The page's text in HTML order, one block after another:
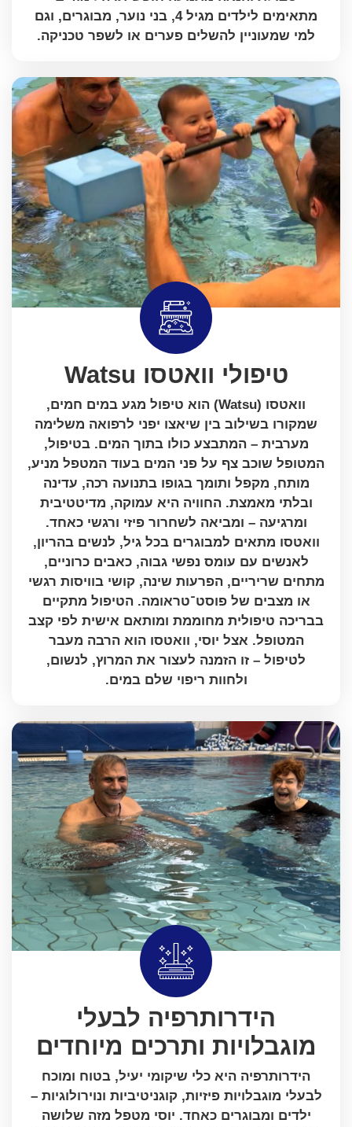
מתאימים לילדים מגיל 4, בני נוער, מבוגרים, וגם
למי שמעוניין להשלים פערים או לשפר טכניקה.
טיפולי וואטסו Watsu
וואטסו (Watsu) הוא טיפול מגע במים חמים,
שמקורו בשילוב בין שיאצו יפני לרפואה משלימה
מערבית – המתבצע כולו בתוך המים. בטיפול,
המטופל שוכב צף על פני המים בעוד המטפל מניע,
מותח, מקפל ותומך בגופו בתנועה רכה, עדינה
ובלתי מאמצת. החוויה היא עמוקה, מדיטטיבית
ומרגיעה – ומביאה לשחרור פיזי ורגשי כאחד.
וואטסו מתאים למבוגרים בכל גיל, לנשים בהריון,
לאנשים עם עומס נפשי גבוה, כאבים כרוניים,
מתחים שריריים, הפרעות שינה, קושי בוויסות רגשי
או מצבים של פוסט־טראומה. הטיפול מתקיים
בבריכה טיפולית מחוממת ומותאם אישית לפי קצב
המטופל. אצל יוסי, וואטסו הוא הרבה מעבר
לטיפול – זו הזמנה לעצור את המרוץ, לנשום,
ולחוות ריפוי שלם במים.
הידרותרפיה לבעלי
מוגבלויות ותרכים מיוחדים
הידרותרפיה היא כלי שיקומי יעיל, בטוח ומוכח
לבעלי מוגבלויות פיזיות, קוגניטיביות ונוירולוגיות –
ילדים ומבוגרים כאחד. יוסי מטפל מזה שלושה